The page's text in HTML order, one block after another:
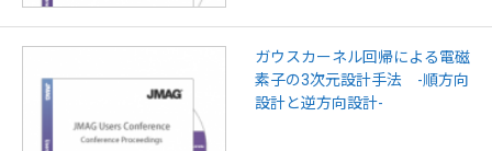
ガウスカーネル回帰による電磁
素子の3次元設計手法 -順方向
設計と逆方向設計-